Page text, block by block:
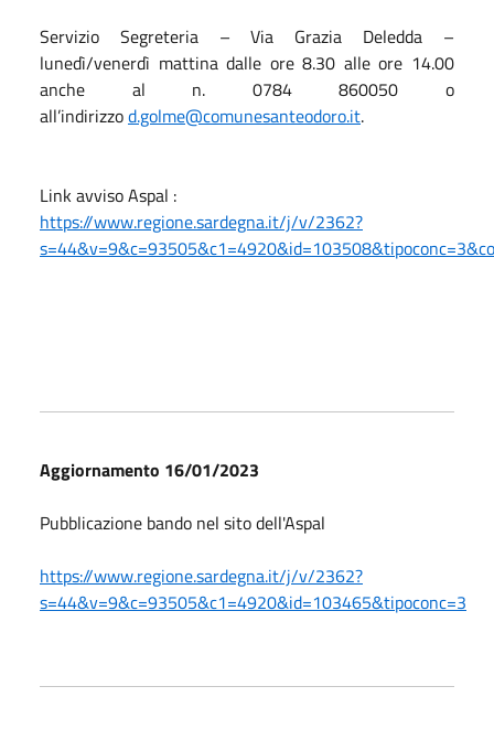
Servizio Segreteria – Via Grazia Deledda –
lunedì/venerdì mattina dalle ore 8.30 alle ore 14.00
anche al n. 0784 860050 o
all’indirizzod.golme@comunesanteodoro.it.
Link avviso Aspal :
https://www.regione.sardegna.it/j/v/2362?
Aggiornamento 16/01/2023
Pubblicazione bando nel sito dell'Aspal
https://www.regione.sardegna.it/j/v/2362?
s=44&v=9&c=93505&c1=4920&id=103465&tipoconc=3